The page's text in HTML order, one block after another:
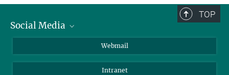
TOP
Social Media
YouTube
Webmail
Intranet